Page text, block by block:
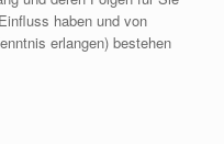
haben und von
erlangen) bestehen